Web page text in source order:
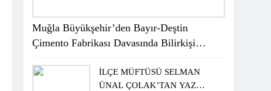
Muğla Büyükşehir’den Bayır-Deştin
Çimento Fabrikası Davasında Bilirkişi
İLÇE MÜFTÜSÜ SELMAN
ÜNAL ÇOLAK’TAN YAZ